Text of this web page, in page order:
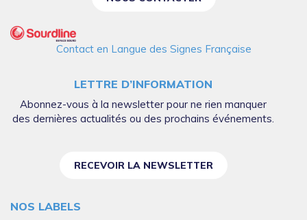
Contact en Langue des Signes Française
LETTRE D’INFORMATION
Abonnez-vous à la newsletter pour ne rien manquer
des dernières actualités ou des prochains événements.
RECEVOIR LA NEWSLETTER
NOS LABELS